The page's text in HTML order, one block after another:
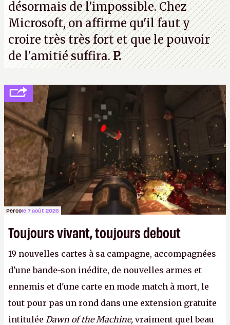
désormais de l'impossible. Chez
Microsoft, on affirme qu'il faut y
croire très très fort et que le pouvoir
de l'amitié suffira.P.
Percole 7 août 2026
Toujours vivant, toujours debout
19 nouvelles cartes à sa campagne, accompagnées
d'une bande-son inédite, de nouvelles armes et
ennemis et d'une carte en mode match à mort, le
tout pour pas un rond dans une extension gratuite
intitulée Dawn of the Machine, vraiment quel beau